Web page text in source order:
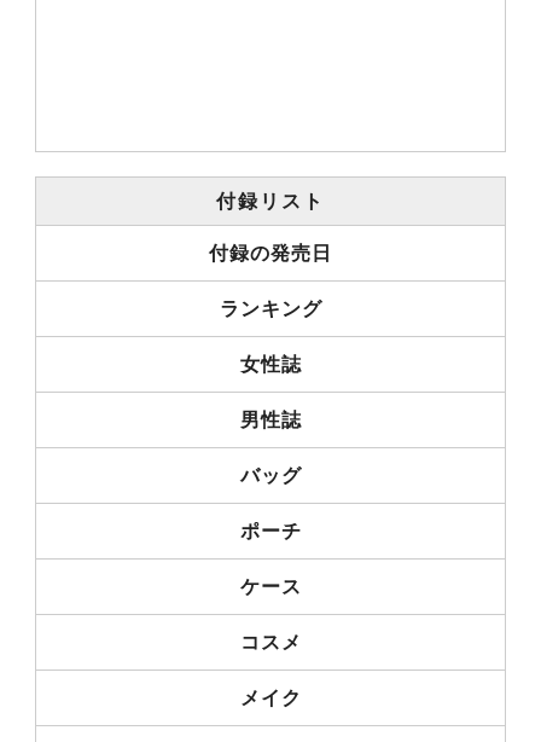
付録リスト
付録の発売日
ランキング
女性誌
男性誌
バッグ
ポーチ
ケース
コスメ
メイク